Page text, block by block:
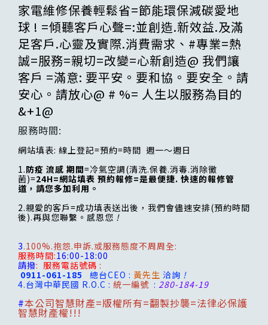
家電維修保養輕鬆省=節能環保減碳愛地
球 ! =傾聽客戶心聲=:並創造.新效益.及滿
足客戶.心靈及實際.消費需求、#專業=熱
誠=服務=親切=改變=心新創造@ 我們讓
客戶 =滿意: 要平安。要和協。要安全。請
安心。請放心@ # %= 人生以服務為目的
&+1@
服務時間:
網站填表: 線上登記=預約=時間 週一～週日
1.防疫 流感 期間=冷氣空調(清洗.保養.消毒.消除黴
菌)=24H=網站填表 預約報修=是最便捷. 快速的報修管
道，請您多加利用。
2.親愛的客戶=成功填表送出後，我們會儘速安排(預約時間
後).再與您聯繫。感恩您 !
3.100%.抱怨.申訴.或服務態度不周周全:
服務時間:16:00-18:00
請撥: 服務電話號碼 :
0911-061-185 總台CEO : 黃先生 洽詢 !
4.台灣中華民國 R.O.C : 統一編號 : 280-184-19
#本公司智慧財產=版權所有=翻製抄襲=法律必保護
智慧財產權!!!